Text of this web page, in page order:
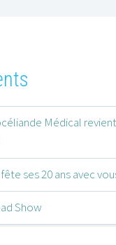
Médical
ses 20 ans avec
Show